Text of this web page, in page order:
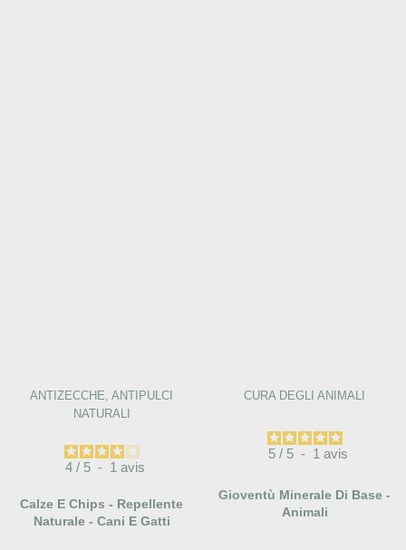
ANTIZECCHE, ANTIPULCI
NATURALI
4 / 5 - 1 avis
Calze E Chips - Repellente
Naturale - Cani E Gatti
CURA DEGLI ANIMALI
5 / 5 - 1 avis
Gioventù Minerale Di Base -
Animali